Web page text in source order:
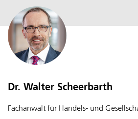
Dr. Walter Scheerbarth
Fachanwalt für Handels- und